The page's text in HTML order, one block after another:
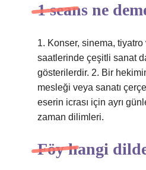
1 seans ne
1. Konser, sinema,
saatlerinde çeşitli sanat
gösterilerdir. 2. Bir
mesleği veya sanatı
eserin icrası için ayrı
zaman dilimleri.
Föy hangi